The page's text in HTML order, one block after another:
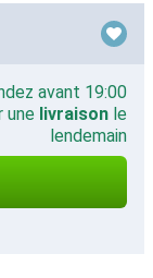
avant 19:00
une livraison le
lendemain